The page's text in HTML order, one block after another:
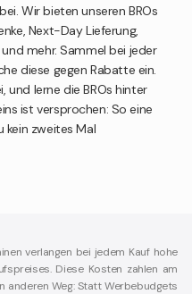
Wir bieten unseren BROs
Next-Day Lieferung,
mehr. Sammel bei jeder
diese gegen Rabatte ein.
und lerne die BROs hinter
ist versprochen: So eine
zweites Mal
verlangen bei jedem Kauf hohe
Diese Kosten zahlen am
anderen Weg: Statt Werbebudgets